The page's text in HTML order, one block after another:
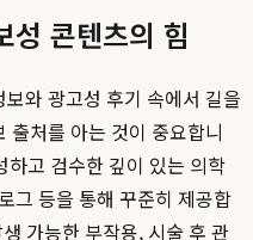
성 콘텐츠의 힘
보와 광고성 후기 속에서 길을
출처를 아는 것이 중요합니
고 검수한 깊이 있는 의학
그 등을 통해 꾸준히 제공합
가능한 부작용, 시술 후 관